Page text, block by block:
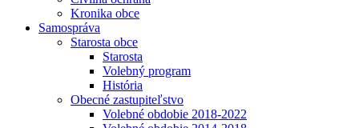
Kronika obce
Samospráva
Starosta obce
Starosta
Volebný program
História
Obecné zastupiteľstvo
Volebné obdobie 2018-2022